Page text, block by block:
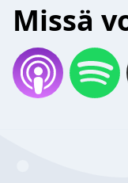
Missä